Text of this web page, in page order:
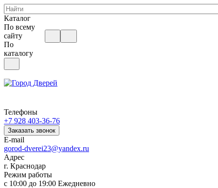
Каталог
По всему
сайту
По
каталогу
Телефоны
+7 928 403-36-76
Заказать звонок
E-mail
gorod-dverei23@yandex.ru
Адрес
г. Краснодар
Режим работы
с 10:00 до 19:00 Ежедневно